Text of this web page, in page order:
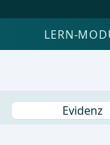
LERN-
Evidenz